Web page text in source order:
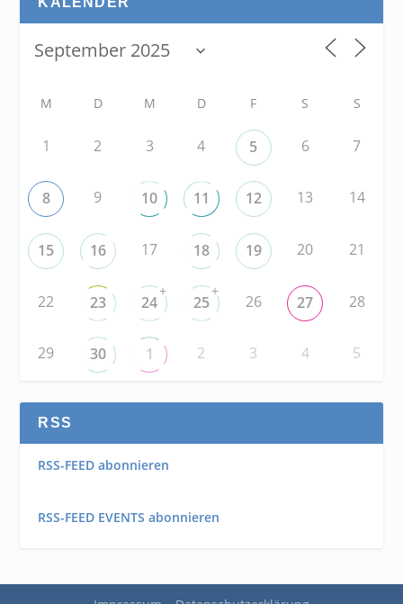
M D M D F S S
1 2 3 4 5 6 7
8 9 10 11 12 13 14
15 16 17 18 19 20 21
22 23 24
+
25
+
26 27 28
29 30 1 2 3 4 5
RSS
RSS-FEED abonnieren
RSS-FEED EVENTS abonnieren